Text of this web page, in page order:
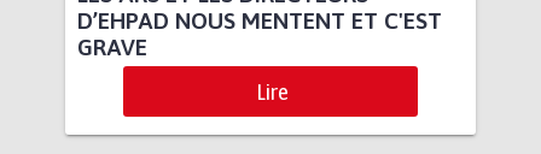
D’EHPAD NOUS MENTENT ET C'EST
GRAVE
Lire